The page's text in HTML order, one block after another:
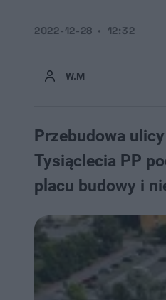
W.M
2022-12-28 12:32
Przebudowa
Tysiąclecia PP
placu budowy i